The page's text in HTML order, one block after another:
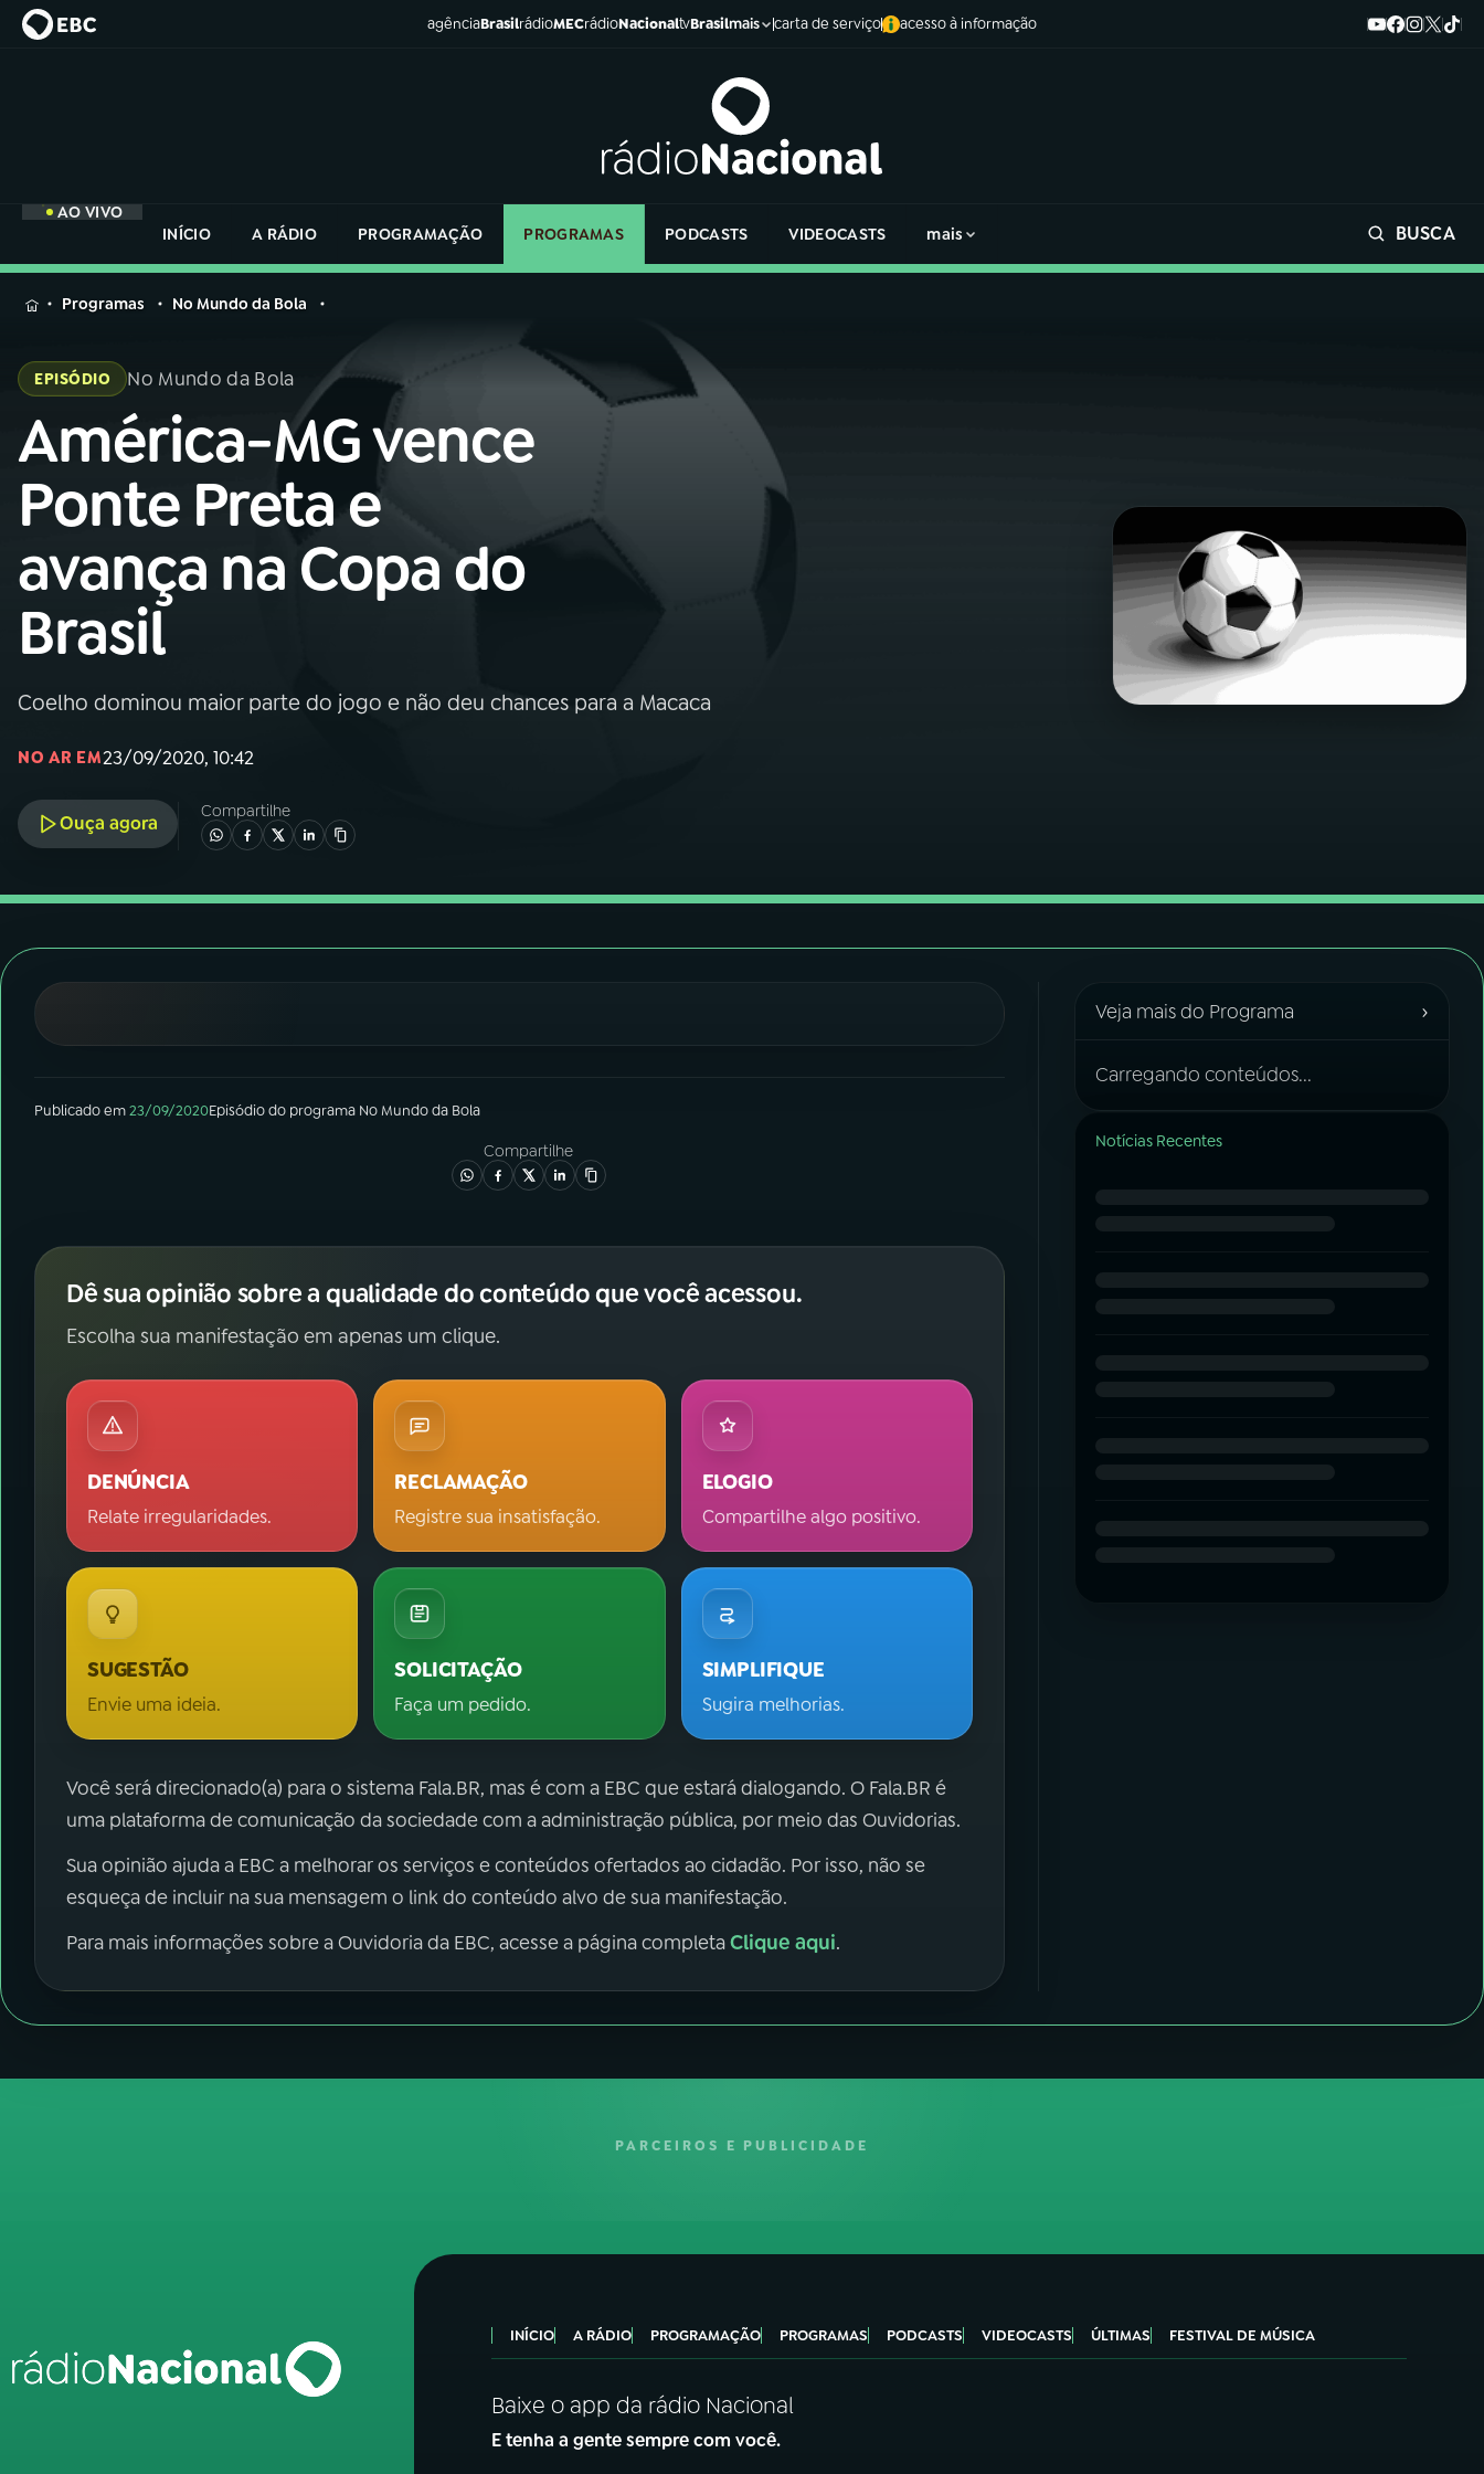
agênciaBrasilrádioMECrádioNacionaltvBrasilmais carta de serviço acesso à informação
AO VIVO
INÍCIO
A RÁDIO PROGRAMAÇÃO PROGRAMAS PODCASTS VIDEOCASTS mais BUSCA
MENU
Buscar
na
Rádio
Nacional
Buscar
AO VIVO
01INÍCIO
02A RÁDIO
03PROGRAMAÇÃO
05PODCASTS
TikTok
na
Rádio
Programas No Mundo da Bola
EPISÓDIO No Mundo da Bola
América-MG vence
Ponte Preta e
avança na Copa do
Brasil
Coelho dominou maior parte do jogo e não deu chances para a Macaca
NO AR EM23/09/2020, 10:42
Ouça agora
Compartilhe
Publicado em23/09/2020Episódiodo programa No Mundo da Bola
Compartilhe
Dê sua opinião sobre a qualidade do conteúdo que você acessou.
Escolha sua manifestação em apenas um clique.
DENÚNCIA
Relate irregularidades.
RECLAMAÇÃO
Registre sua insatisfação.
ELOGIO
Compartilhe algo positivo.
SUGESTÃO
Envie uma ideia.
SOLICITAÇÃO
Faça um pedido.
SIMPLIFIQUE
Sugira melhorias.
Você será direcionado(a) para o sistema Fala.BR, mas é com a EBC que estará dialogando. O Fala.BR é
uma plataforma de comunicação da sociedade com a administração pública, por meio das Ouvidorias.
Sua opinião ajuda a EBC a melhorar os serviços e conteúdos ofertados ao cidadão. Por isso, não se
esqueça de incluir na sua mensagem o link do conteúdo alvo de sua manifestação.
Para mais informações sobre a Ouvidoria da EBC, acesse a página completaClique aqui.
Veja mais do Programa ›
Carregando conteúdos...
Notícias Recentes
PARCEIROS E PUBLICIDADE
INÍCIO A RÁDIO PROGRAMAÇÃO PROGRAMAS PODCASTS VIDEOCASTS ÚLTIMAS FESTIVAL DE MÚSICA
Baixe o app da rádio Nacional
E tenha a gente sempre com você.